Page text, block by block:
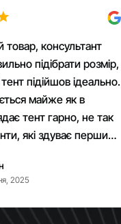
товар, консультант
підібрати розмір,
підійшов ідеально.
майже як в
тент гарно, не так
які здуває першим
кріпиться.
2025